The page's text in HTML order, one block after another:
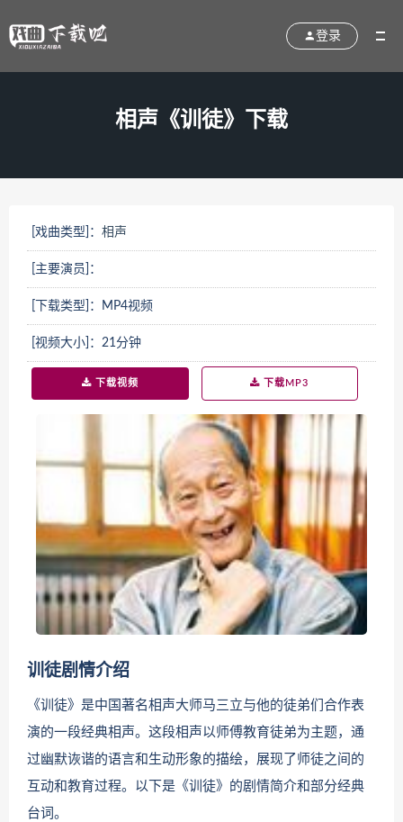
登录
相声《训徒》下载
[戏曲类型]： 相声
[主要演员]：
[下载类型]：MP4视频
[视频大小]：21分钟
下载视频 下载MP3
训徒剧情介绍
《训徒》是中国著名相声大师马三立与他的徒弟们合作表
演的一段经典相声。这段相声以师傅教育徒弟为主题，通
过幽默诙谐的语言和生动形象的描绘，展现了师徒之间的
互动和教育过程。以下是《训徒》的剧情简介和部分经典
台词。